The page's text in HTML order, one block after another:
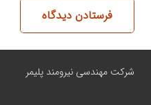
فرستادن دیدگاه
شرکت مهندسی نیرومند پلیمر